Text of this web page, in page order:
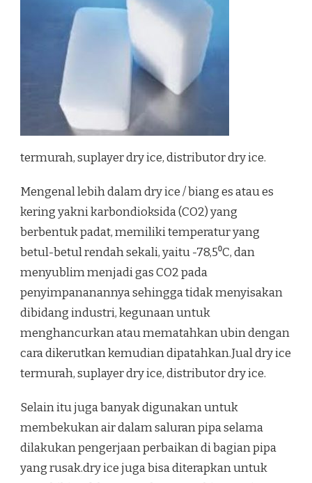
termurah, suplayer dry ice, distributor dry ice.
Mengenal lebih dalam dry ice / biang es atau es
kering yakni karbondioksida (CO2) yang
berbentuk padat, memiliki temperatur yang
betul-betul rendah sekali, yaitu -78,5⁰C, dan
menyublim menjadi gas CO2 pada
penyimpananannya sehingga tidak menyisakan
dibidang industri, kegunaan untuk
menghancurkan atau mematahkan ubin dengan
cara dikerutkan kemudian dipatahkan.Jual dry ice
termurah, suplayer dry ice, distributor dry ice.
Selain itu juga banyak digunakan untuk
membekukan air dalam saluran pipa selama
dilakukan pengerjaan perbaikan di bagian pipa
yang rusak.dry ice juga bisa diterapkan untuk